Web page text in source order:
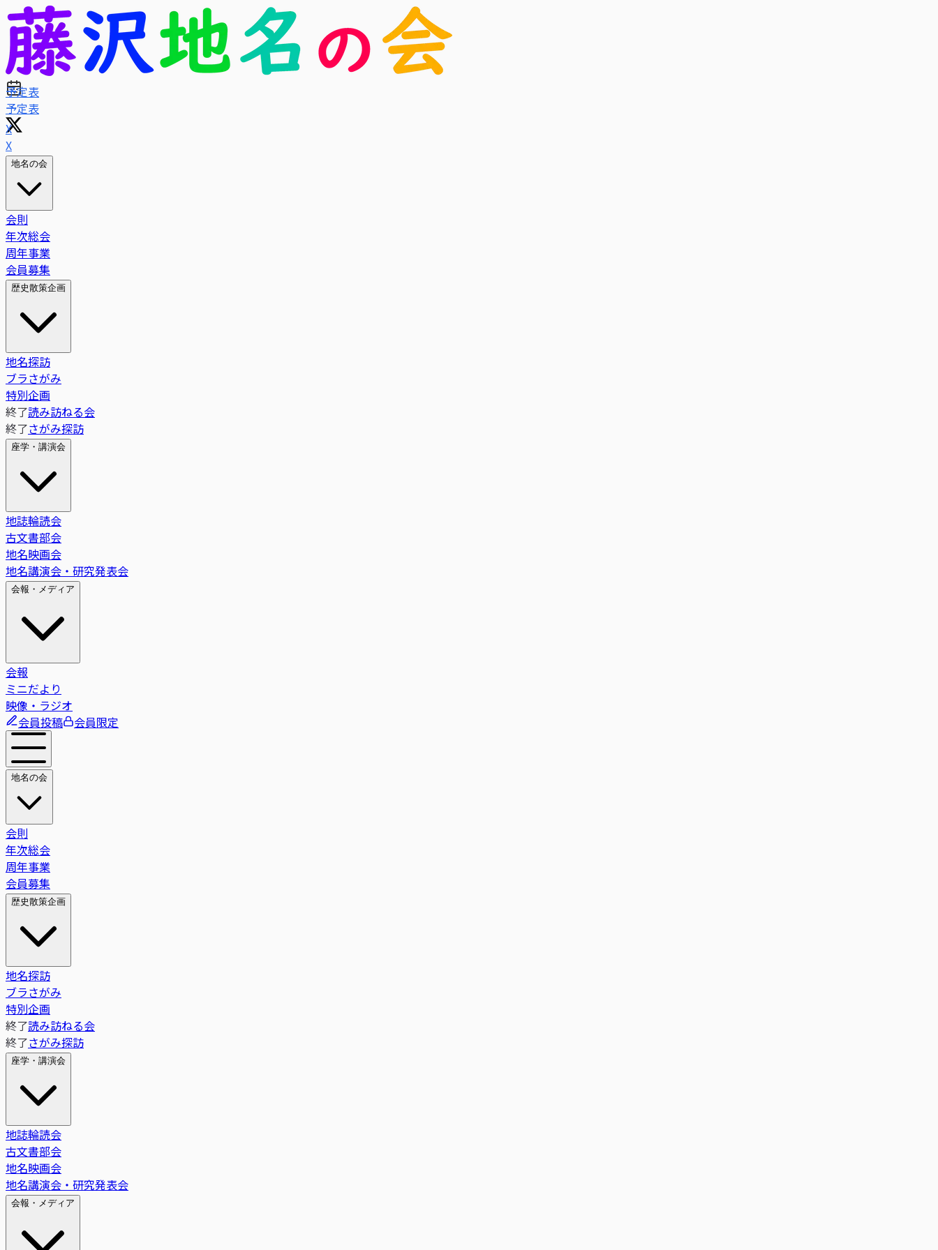
予定表
X
地名の会
会則
年次総会
周年事業
会員募集
歴史散策企画
地名探訪
ブラさがみ
特別企画
終了読み訪ねる会
終了さがみ探訪
座学・講演会
地誌輪読会
古文書部会
地名映画会
地名講演会・研究発表会
会報・メディア
会報
ミニだより
映像・ラジオ
会員投稿
会員限定
地名の会
会則
年次総会
周年事業
会員募集
歴史散策企画
地名探訪
ブラさがみ
特別企画
終了読み訪ねる会
終了さがみ探訪
座学・講演会
地誌輪読会
古文書部会
地名映画会
地名講演会・研究発表会
会報・メディア